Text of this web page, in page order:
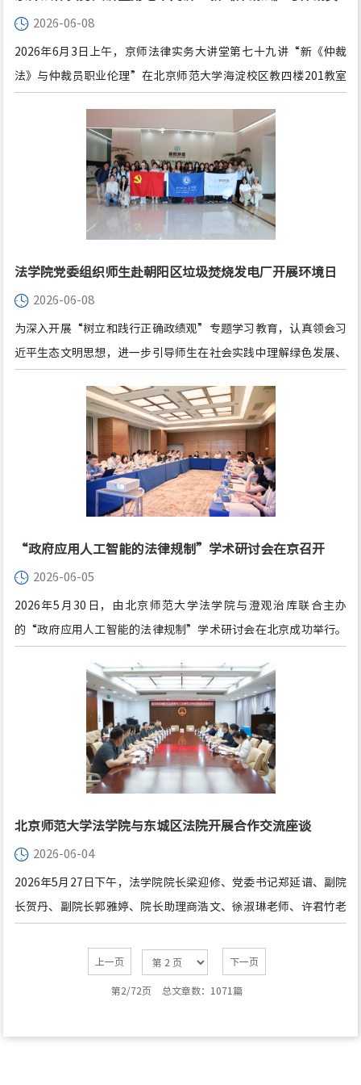
职业伦理”成功举办
2026-06-08
2026年6月3日上午，京师法律实务大讲堂第七十九讲“新《仲裁
法》与仲裁员职业伦理”在北京师范大学海淀校区教四楼201教室
仲裁员李政明律师主讲，北京师范大学法学院副院长贺丹教授与
谈、杨林讲师主持，法学院百余名学生参与本次讲座。
法学院党委组织师生赴朝阳区垃圾焚烧发电厂开展环境日
主题实践活动
2026-06-08
为深入开展“树立和践行正确政绩观”专题学习教育，认真领会习
近平生态文明思想，进一步引导师生在社会实践中理解绿色发展、
生代表以“党建引领环保教育，共筑绿色发展理念”为主题，前往
朝阳循环经济产业园开展环境日主题实践活动，环境法专家严厚福
副教授担任本次活动的领队教师。
“政府应用人工智能的法律规制”学术研讨会在京召开
2026-06-05
2026年5月30日，由北京师范大学法学院与澄观治库联合主办
的“政府应用人工智能的法律规制”学术研讨会在北京成功举行。
⽤与规制”课题组协办。来自学界、政府部门与业界的四十余名代
表汇聚一堂，围绕政府应用人工智能的现状、挑战、法律规制与治
理框架等议题展开深入交流。
北京师范大学法学院与东城区法院开展合作交流座谈
2026-06-04
2026年5月27日下午，法学院院长梁迎修、党委书记郑延谱、副院
长贺丹、副院长郭雅婷、院长助理商浩文、徐淑琳老师、许君竹老
长何马根，党组成员、政治部主任张钰炜及法院各庭室、部门骨干
上一页 下一页
第2/72页 总文章数：1071篇